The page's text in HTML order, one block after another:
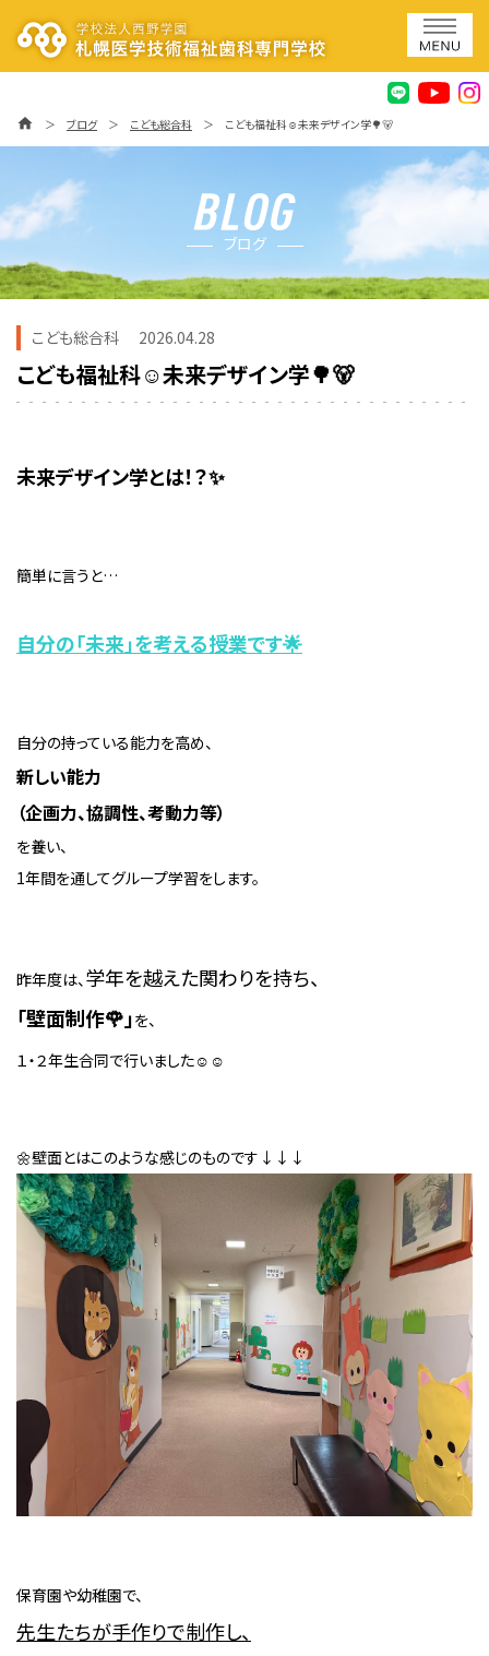
home ＞ ブログ＞ こども総合科 ＞ こども福祉科☺未来デザイン学🌳🐻
ブログ
こども総合科 2026.04.28
こども福祉科☺未来デザイン学🌳🐻
未来デザイン学とは！？✨
簡単に言うと…
自分の「未来」を考える授業です🌟
自分の持っている能力を高め、
新しい能力
（企画力、協調性、考動力等）
を養い、
1年間を通してグループ学習をします。
昨年度は、学年を越えた関わりを持ち、
「壁面制作🌹」を、
１・２年生合同で行いました☺☺
🌼壁面とはこのような感じのものです↓↓↓
保育園や幼稚園で、
先生たちが手作りで制作し、